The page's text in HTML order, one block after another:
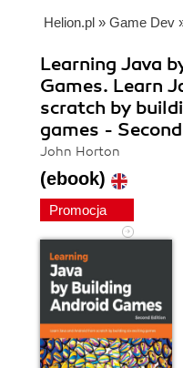
Helion.pl » Game Dev
Learning Java
Games. Learn
scratch by
games -
John Horton
(ebook)
Promocja